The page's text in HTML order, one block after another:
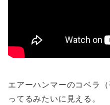
エアーハンマーのコベラ
ってるみたいに見える。